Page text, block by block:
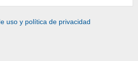
uso y política de privacidad